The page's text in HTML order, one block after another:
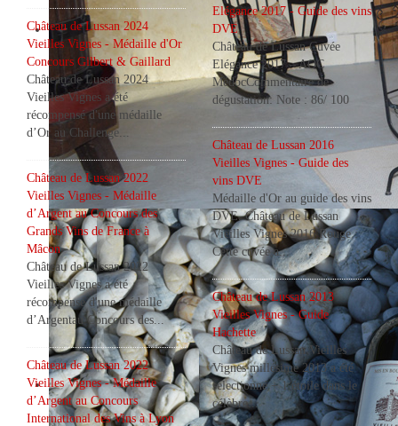
Château de Lussan
La salle de dégustation
Château de Lussan 2024
Vieilles Vignes - Médaille d'Or
Concours Gilbert & Gaillard
Château de Lussan 2024
Vieilles Vignes a été
récompensé d'une médaille
d’Or au Challenge...
Château de Lussan 2022
Vieilles Vignes - Médaille
d’Argent au Concours des
Grands Vins de France à
Mâcon
Château de Lussan 2022
Vieilles Vignes a été
récompensé d'une médaille
d’Argentau Concours des...
Château de Lussan 2022
Vieilles Vignes - Médaille
d’Argent au Concours
International des Vins à Lyon
Elégance 2017 - Guide des vins
DVE
Château de Lussan Cuvée
Elégance 2017 – AOC
MédocCommentaire de
dégustation: Note : 86/ 100
Château de Lussan 2016
Vieilles Vignes - Guide des
vins DVE
Médaille d'Or au guide des vins
DVE. Château de Lussan
Vieilles Vignes 2016 Rouge :
Cette cuvée a...
Château de Lussan 2013
Vieilles Vignes - Guide
Hachette
Château de Lussan Vieilles
Vignes millésime 2013 a été
sélectionné + 1 étoile dans le
célèbre...